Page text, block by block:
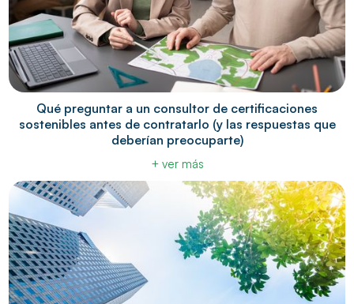
Qué preguntar a un consultor de certificaciones
sostenibles antes de contratarlo (y las respuestas que
deberían preocuparte)
+ ver más